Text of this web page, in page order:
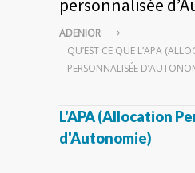
personnalisée
ADENIOR
QU’EST CE QUE L’APA
PERSONNALISÉE
L'APA (Allocation
d'Autonomie)